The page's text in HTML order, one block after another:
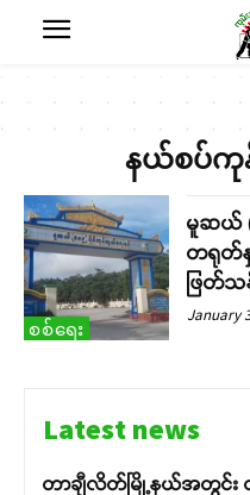
နယ်စပ်ကု
စစ်ရေး
မူဆယ် (
တရုတ်နှ
ဖြတ်သ
January
Latest news
တာချီလိတ်မြို့နယ်အတွင်း